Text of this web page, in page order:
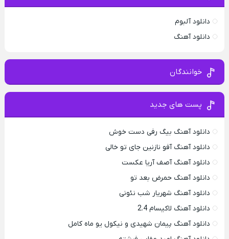
دانلود آلبوم
دانلود آهنگ
خوانندگان
پست های جدید
دانلود آهنگ بیگ رفی دست خوش
دانلود آهنگ آفو نازنین جای تو خالی
دانلود آهنگ آصف آریا عکست
دانلود آهنگ حمرض بعد تو
دانلود آهنگ شهریار شب نئونی
دانلود آهنگ لاکیسام 2.4
دانلود آهنگ پیمان شهیدی و نیکول یو ماه کامل